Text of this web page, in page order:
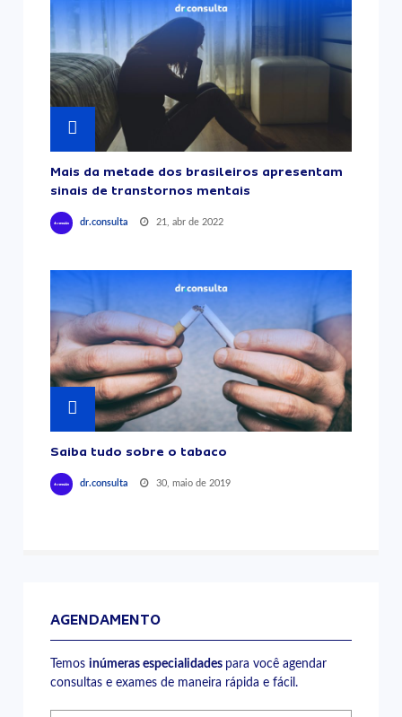
Mais da metade dos brasileiros apresentam
sinais de transtornos mentais
dr.consulta 21, abr de 2022
Saiba tudo sobre o tabaco
dr.consulta 30, maio de 2019
AGENDAMENTO
Temosinúmeras especialidades para você agendar
consultas e exames de maneira rápida e fácil.